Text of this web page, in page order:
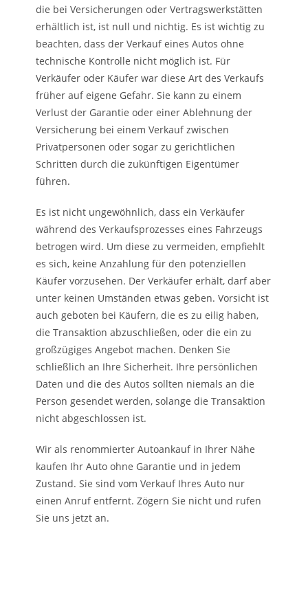
die bei Versicherungen oder Vertragswerkstätten
erhältlich ist, ist null und nichtig. Es ist wichtig zu
beachten, dass der Verkauf eines Autos ohne
technische Kontrolle nicht möglich ist. Für
Verkäufer oder Käufer war diese Art des Verkaufs
früher auf eigene Gefahr. Sie kann zu einem
Verlust der Garantie oder einer Ablehnung der
Versicherung bei einem Verkauf zwischen
Privatpersonen oder sogar zu gerichtlichen
Schritten durch die zukünftigen Eigentümer
führen.
Es ist nicht ungewöhnlich, dass ein Verkäufer
während des Verkaufsprozesses eines Fahrzeugs
betrogen wird. Um diese zu vermeiden, empfiehlt
es sich, keine Anzahlung für den potenziellen
Käufer vorzusehen. Der Verkäufer erhält, darf aber
unter keinen Umständen etwas geben. Vorsicht ist
auch geboten bei Käufern, die es zu eilig haben,
die Transaktion abzuschließen, oder die ein zu
großzügiges Angebot machen. Denken Sie
schließlich an Ihre Sicherheit. Ihre persönlichen
Daten und die des Autos sollten niemals an die
Person gesendet werden, solange die Transaktion
nicht abgeschlossen ist.
Wir als renommierter Autoankauf in Ihrer Nähe
kaufen Ihr Auto ohne Garantie und in jedem
Zustand. Sie sind vom Verkauf Ihres Auto nur
einen Anruf entfernt. Zögern Sie nicht und rufen
Sie uns jetzt an.